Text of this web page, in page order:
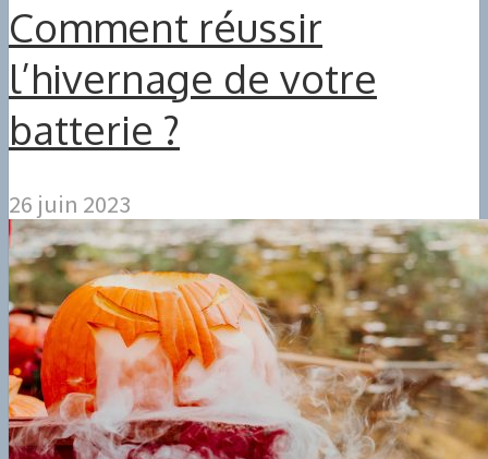
Comment réussir
l’hivernage de votre
batterie ?
26 juin 2023